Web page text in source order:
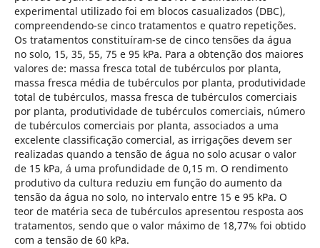
experimental utilizado foi em blocos casualizados (DBC),
compreendendo-se cinco tratamentos e quatro repetições.
Os tratamentos constituíram-se de cinco tensões da água
no solo, 15, 35, 55, 75 e 95 kPa. Para a obtenção dos maiores
valores de: massa fresca total de tubérculos por planta,
massa fresca média de tubérculos por planta, produtividade
total de tubérculos, massa fresca de tubérculos comerciais
por planta, produtividade de tubérculos comerciais, número
de tubérculos comerciais por planta, associados a uma
excelente classificação comercial, as irrigações devem ser
realizadas quando a tensão de água no solo acusar o valor
de 15 kPa, á uma profundidade de 0,15 m. O rendimento
produtivo da cultura reduziu em função do aumento da
tensão da água no solo, no intervalo entre 15 e 95 kPa. O
teor de matéria seca de tubérculos apresentou resposta aos
tratamentos, sendo que o valor máximo de 18,77% foi obtido
com a tensão de 60 kPa.